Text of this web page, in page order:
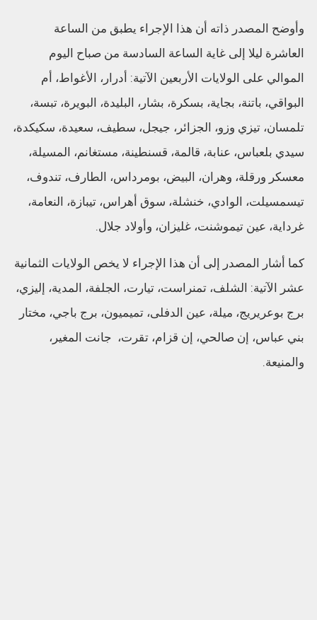
وأوضح المصدر ذاته أن هذا الإجراء يطبق من الساعة
العاشرة ليلا إلى غاية الساعة السادسة من صباح اليوم
الموالي على الولايات الأربعين الآتية: أدرار، الأغواط، أم
البواقي، باتنة، بجاية، بسكرة، بشار، البليدة، البويرة، تبسة،
تلمسان، تيزي وزو، الجزائر، جيجل، سطيف، سعيدة، سكيكدة،
سيدي بلعباس، عنابة، قالمة، قسنطينة، مستغانم، المسيلة،
معسكر ورقلة، وهران، البيض، بومرداس، الطارف، تندوف،
تيسمسيلت، الوادي، خنشلة، سوق أهراس، تيبازة، النعامة،
غرداية، عين تيموشنت، غليزان، وأولاد جلال.
كما أشار المصدر إلى أن هذا الإجراء لا يخص الولايات الثمانية
عشر الآتية: الشلف، تمنراست، تيارت، الجلفة، المدية، إليزي،
برج بوعريريج، ميلة، عين الدفلى، تميميون، برج باجي، مختار
بني عباس، إن صالحي، إن قزام، تقرت، جانت المغير،
والمنيعة.